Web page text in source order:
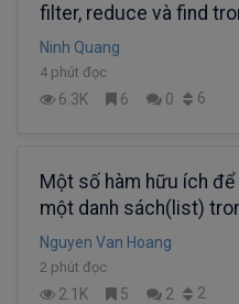
filter, reduce và find
Ninh Quang
4 phút đọc
6.3K 6 0 6
Một số hàm hữu ích
một danh sách(list)
Nguyen Van Hoang
2 phút đọc
2.1K 5 2 2